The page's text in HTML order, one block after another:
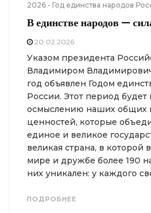
2026 - Год единства народов
В единстве народов —
20.02.2026
Указом президента
Владимиром
год объявлен Годом
России. Этот период
осмыслению наших общих
ценностей, которые
единое и великое
великая страна, в которой
мире и дружбе более 190
них уникален: у каждого
ПОДРОБНЕЕ